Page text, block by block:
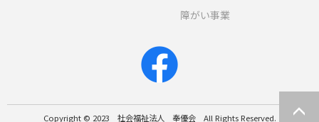
障がい事業
Copyright © 2023 社会福祉法人 奉優会 All Rights Reserved.